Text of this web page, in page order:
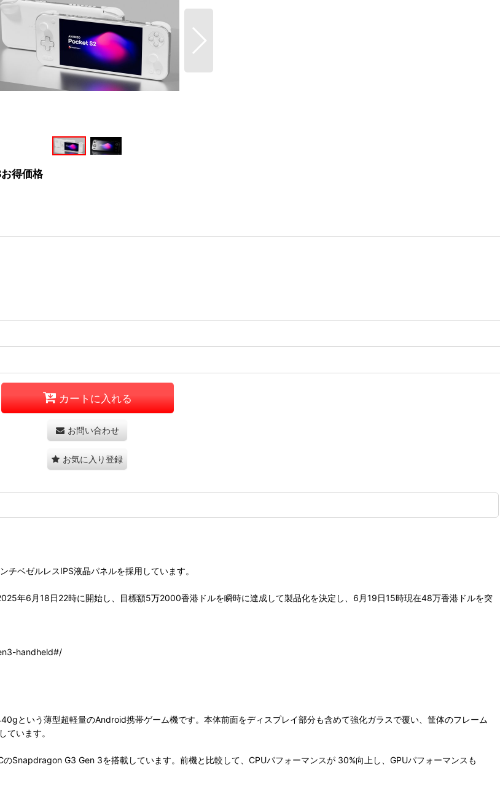
得価格
カートに入れる
お問い合わせ
お気に入り登録
ベゼルレスIPS液晶パネルを採用しています。
年6月18日22時に開始し、目標額5万2000香港ドルを瞬時に達成して製品化を決定し、6月19日15時現在48万香港ドルを突
handheld#/
という薄型超軽量のAndroid携帯ゲーム機です。本体前面をディスプレイ部分も含めて強化ガラスで覆い、筐体のフレーム
ています。
Snapdragon G3 Gen 3を搭載しています。前機と比較して、CPUパフォーマンスが 30%向上し、GPUパフォーマンスも